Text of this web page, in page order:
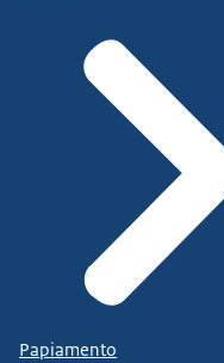
Papiamento